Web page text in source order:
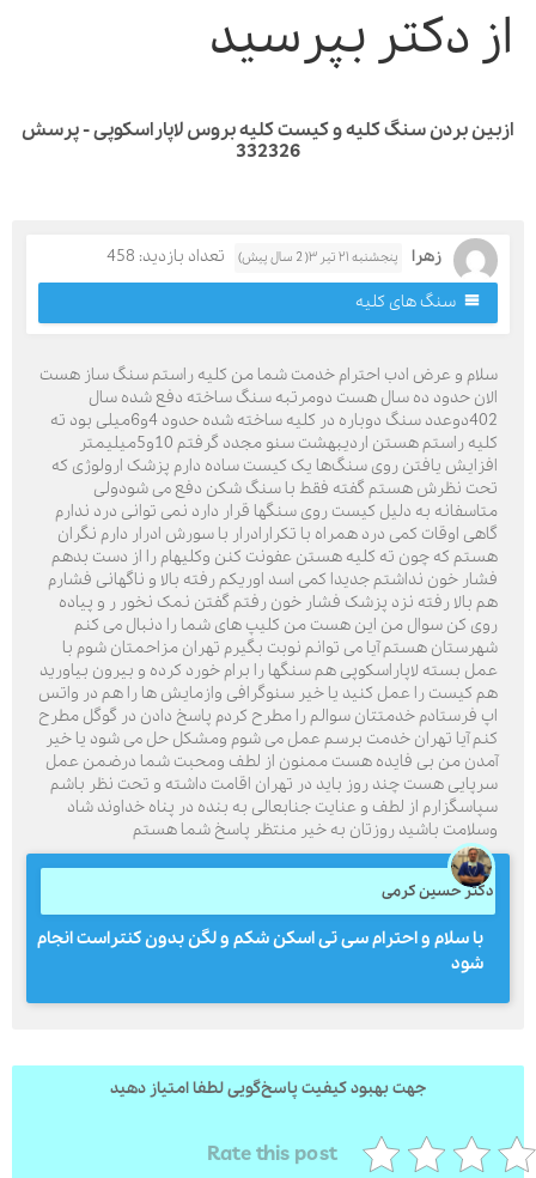
دکتر بپرسید
بردن سنگ کلیه و کیست کلیه بروس لاپاراسکوپی - پرسش
332326
زهرا پنجشنبه ۲۱ تیر ۳( 2 سال پیش)
تعداد بازدید: 458
سنگ های کلیه
و عرض ادب احترام خدمت شما من کلیه راستم سنگ ساز هست
حدود ده سال هست دومرتبه سنگ ساخته دفع شده سال
402دوعدد سنگ دوباره در کلیه ساخته شده حدود 4و6میلی بود ته
کلیه راستم هستن اردیبهشت سنو مجدد گرفتم 10و5میلیمتر
یافتن روی سنگ‌ها یک کیست ساده دارم پزشک ارولوژی که
نظرش هستم گفته فقط با سنگ شکن دفع می شودولی
به دلیل کیست روی سنگها قرار دارد نمی توانی درد ندارم
اوقات کمی درد همراه با تکرارادرار با سورش ادرار دارم نگران
که چون ته کلیه هستن عفونت کنن وکلیهام را از دست بدهم
خون نداشتم جدیدا کمی اسد اوریکم رفته بالا و ناگهانی فشارم
بالا رفته نزد پزشک فشار خون رفتم گفتن نمک نخور ر و پیاده
کن سوال من این هست من کلیپ های شما را دنبال می کنم
هستم آیا می توانم نوبت بگیرم تهران مزاحمتان شوم با
بسته لاپاراسکوپی هم سنگها را برام خورد کرده و بیرون بیاورید
کیست را عمل کنید یا خیر سنوگرافی وازمایش ها را هم در واتس
فرستادم خدمتتان سوالم را مطرح کردم پاسخ دادن در گوگل مطرح
آیا تهران خدمت برسم عمل می شوم ومشکل حل می شود یا خیر
من بی فایده هست ممنون از لطف ومحبت شما درضمن عمل
هست چند روز باید در تهران اقامت داشته و تحت نظر باشم
از لطف و عنایت جنابعالی به بنده در پناه خداوند شاد
باشید روزتان به خیر منتظر پاسخ شما هستم
دکتر حسین کرمی
با سلام و احترام سی تی اسکن شکم و لگن بدون کنتراست انجام
جهت بهبود کیفیت پاسخ‌گویی لطفا امتیاز دهید
Rate this post
ارسال
قدرت گرفته از همیارسیستم